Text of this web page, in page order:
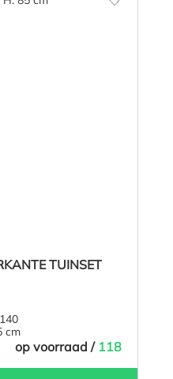
TUINSET
cm
op voorraad / 118